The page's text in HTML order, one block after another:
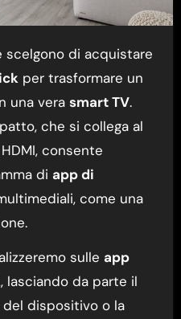
di acquistare
per trasformare un
una vera smart TV.
che si collega al
consente
di app di
come una
sulle app
, lasciando da parte il
dispositivo o la